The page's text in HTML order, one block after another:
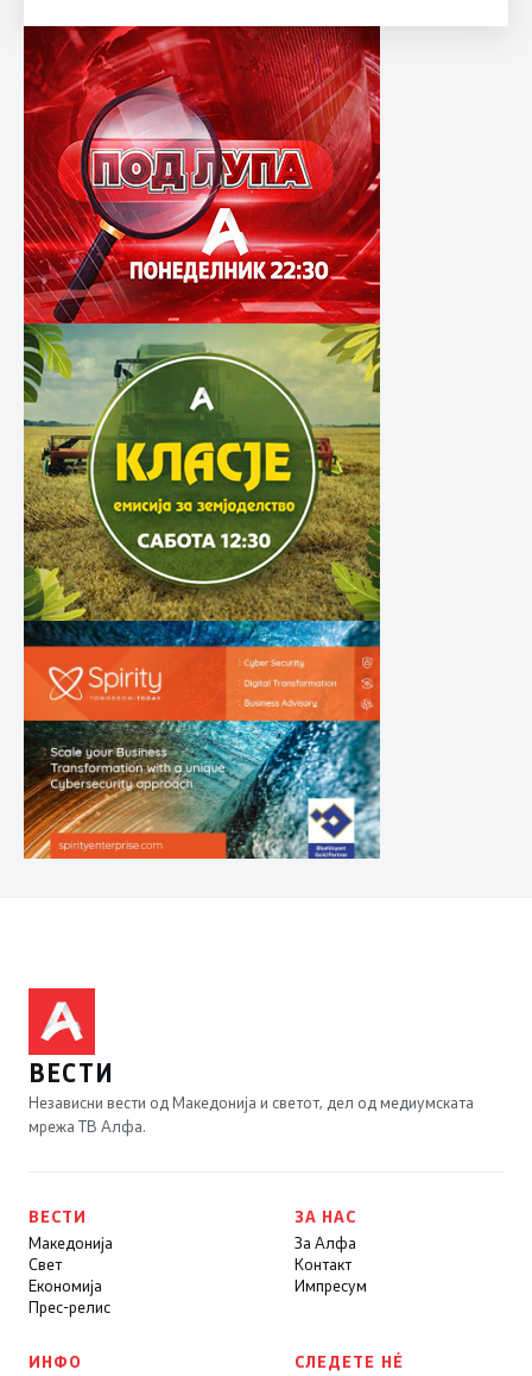
ВЕСТИ
Независни вести од Македонија и светот, дел од медиумската
мрежа ТВ Алфа.
ВЕСТИ
Македонија
Свет
Економија
Прес-релис
ЗА НАС
За Алфа
Контакт
Импресум
ИНФО СЛЕДЕТЕ НÉ